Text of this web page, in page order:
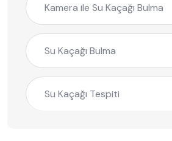
Kamera ile Su Kaçağı Bulma
Su Kaçağı Bulma
Su Kaçağı Tespiti